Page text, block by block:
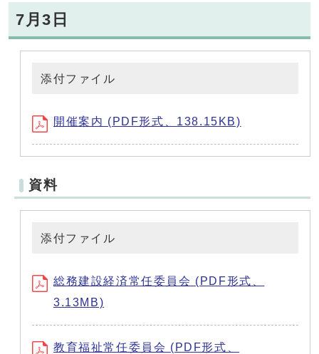
7月3日
添付ファイル
開催案内 (PDF形式、138.15KB)
資料
添付ファイル
総務建設経済常任委員会 (PDF形式、
3.13MB)
教育福祉常任委員会 (PDF形式、